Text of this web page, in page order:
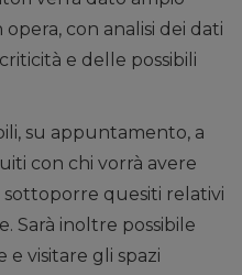
con analisi dei dati
e delle possibili
su appuntamento, a
con chi vorrà avere
quesiti relativi
Sarà inoltre possibile
e visitare gli spazi